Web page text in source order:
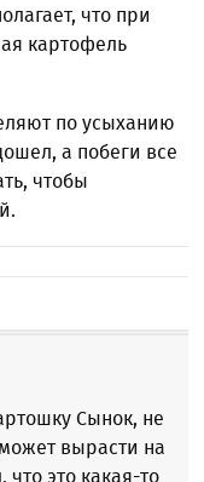
что при
картофель
по усыханию
а побеги все
чтобы
Сынок, не
вырасти на
это какая-то